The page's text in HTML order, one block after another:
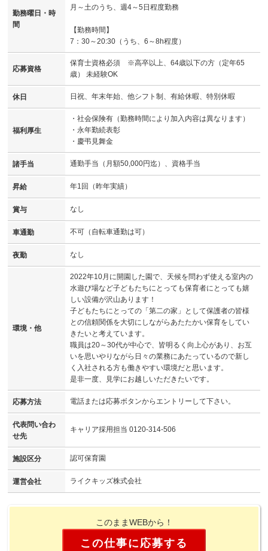
勤務曜日・時
間
月～土のうち、週4～5日程度勤務
【勤務時間】
7：30～20:30（うち、6～8h程度）
応募資格
保育士資格必須 ※高卒以上、64歳以下の方（定年65
歳） 未経験OK
休日 日祝、年末年始、他シフト制、有給休暇、特別休暇
福利厚生
・社会保険有（勤務時間により加入内容は異なります）
・永年勤続表彰
・慶弔見舞金
諸手当 通勤手当（月額50,000円迄）、資格手当
昇給 年1回（昨年実績）
賞与 なし
車通勤 不可（自転車通勤は可）
夜勤 なし
環境・他
2022年10月に開園した園で、天候を問わず使える室内の
水遊び場など子どもたちにとっても保育者にとっても嬉
しい設備が沢山あります！
子どもたちにとっての「第二の家」として保護者の皆様
との信頼関係を大切にしながらあたたかい保育をしてい
きたいと考えています。
職員は20～30代が中心で、皆明るく向上心があり、お互
いを思いやりながら日々の業務にあたっているので新し
く入社される方も働きやすい環境だと思います。
是非一度、見学にお越しいただきたいです。
応募方法 電話または応募ボタンからエントリーして下さい。
代表問い合わ
せ先
キャリア採用担当 0120-314-506
施設区分 認可保育園
運営会社 ライクキッズ株式会社
このままWEBから！
この仕事に応募する